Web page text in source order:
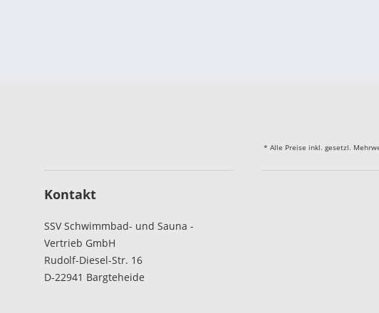
* Alle Preise inkl. gesetzl.
Kontakt
SSV Schwimmbad- und Sauna -
Vertrieb GmbH
Rudolf-Diesel-Str. 16
D-22941 Bargteheide